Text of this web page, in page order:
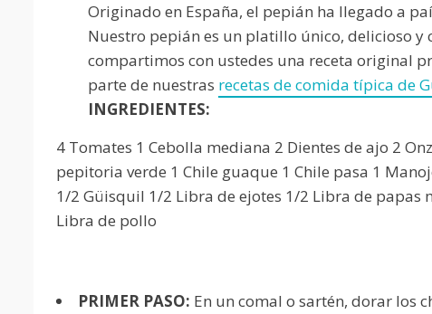
Originado en España, el pepián ha llegado a
Nuestro pepián es un platillo único, delicioso
compartimos con ustedes una receta original
parte de nuestras recetas de comida típica de
INGREDIENTES:
4 Tomates 1 Cebolla mediana 2 Dientes de ajo 2
pepitoria verde 1 Chile guaque 1 Chile pasa 1
1/2 Güisquil 1/2 Libra de ejotes 1/2 Libra de papas
Libra de pollo
PRIMER PASO: En un comal o sartén, dorar los